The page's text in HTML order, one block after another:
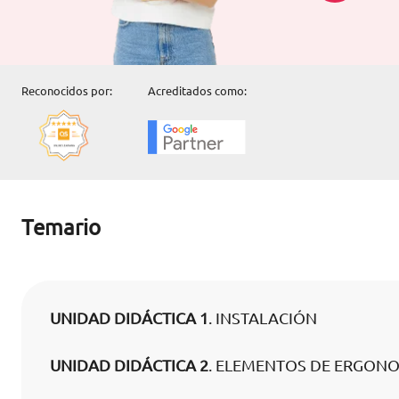
Reconocidos por: Acreditados como:
Temario
UNIDAD DIDÁCTICA 1. INSTALACIÓN
UNIDAD DIDÁCTICA 2. ELEMENTOS DE